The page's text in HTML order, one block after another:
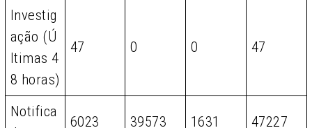
Investig
ação (Ú
ltimas 4
8 horas)
47 0 0 47
Notifica
6023 39573 1631 47227